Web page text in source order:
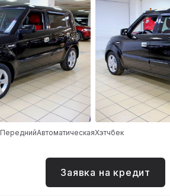
ПереднийАвтоматическаяХэтчбек
Заявка на кредит